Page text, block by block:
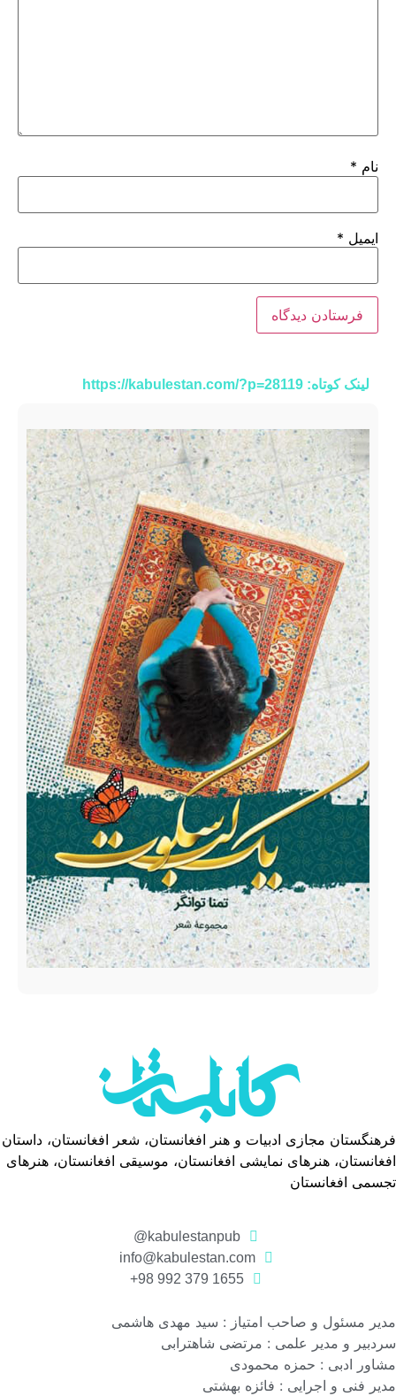
لینک کوتاه: https://kabulestan.com/?p=28119
نام *
ایمیل *
فرهنگستان مجازی ادبیات و هنر افغانستان، شعر افغانستان، داستان
افغانستان، هنرهای نمایشی افغانستان، موسیقی افغانستان، هنرهای
تجسمی افغانستان
kabulestanpub@
info@kabulestan.com
1655 379 992 98+
مدیر مسئول و صاحب امتیاز : سید مهدی هاشمی
سردبیر و مدیر علمی : مرتضی شاهترابی
مشاور ادبی : حمزه محمودی
مدیر فنی و اجرایی : فائزه بهشتی